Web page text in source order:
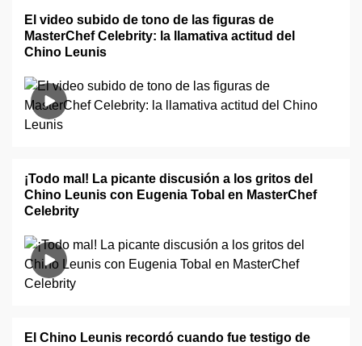
El video subido de tono de las figuras de
MasterChef Celebrity: la llamativa actitud del
Chino Leunis
¡Todo mal! La picante discusión a los gritos del
Chino Leunis con Eugenia Tobal en MasterChef
Celebrity
El Chino Leunis recordó cuando fue testigo de